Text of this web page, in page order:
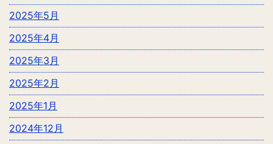
2025年5月
2025年4月
2025年3月
2025年2月
2025年1月
2024年12月